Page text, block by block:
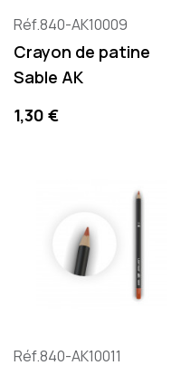
Réf.840-AK10009
Crayon de patine
Sable AK
Precio
1,30 €
Réf.840-AK10011